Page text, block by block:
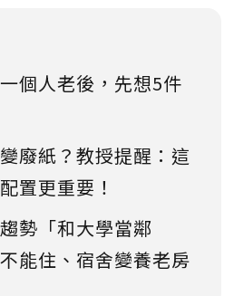
個人老後，先想5件
廢紙？教授提醒：這
置更重要！
勢「和大學當鄰
能住、宿舍變養老房